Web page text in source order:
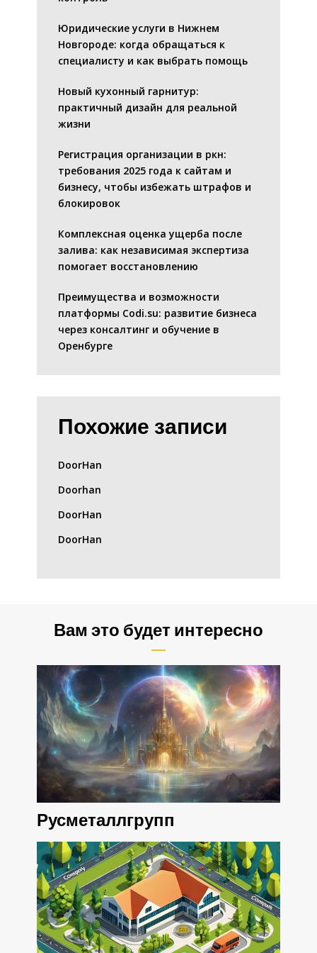
Юридические услуги в Нижнем
Новгороде: когда обращаться к
специалисту и как выбрать помощь
Новый кухонный гарнитур:
практичный дизайн для реальной
жизни
Регистрация организации в ркн:
требования 2025 года к сайтам и
бизнесу, чтобы избежать штрафов и
блокировок
Комплексная оценка ущерба после
залива: как независимая экспертиза
помогает восстановлению
Преимущества и возможности
платформы Codi.su: развитие бизнеса
через консалтинг и обучение в
Оренбурге
Похожие записи
DoorHan
Doorhan
DoorHan
DoorHan
Вам это будет интересно
Русметаллгрупп